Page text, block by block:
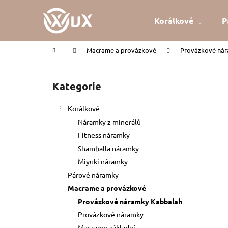
Korálkové
Domů Macrame a provázkové Provázkové
Přeskočit
kategorie
Kategorie
Korálkové
Náramky z minerálů
Fitness náramky
Shamballa náramky
Miyuki náramky
Párové náramky
Macrame a provázkové
Provázkové náramky Kabbalah
Provázkové náramky
í
Zpět
do
Zpět
do
KABBALAH ČERVENÝ NÁRAMEK